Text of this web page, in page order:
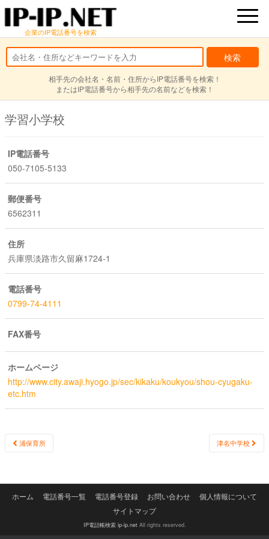
企業のIP電話番号を検索
相手先の会社名・名前・住所からIP電話番号を検索！
またはIP電話番号から相手先の名前などを検索！
学習小学校
IP電話番号
050-7105-5133
郵便番号
6562311
住所
兵庫県淡路市久留麻1724-1
電話番号
0799-74-4111
FAX番号
ホームページ
http://www.city.awaji.hyogo.jp/sec/kikaku/koukyou/shou-cyugaku-
etc.htm
Post
浦保育所 津名中学校
ホーム 電話番号一覧 電話番号登録 お問い合わせ
個人情報について
サイトマップ
IP電話帳検索 ip-ip.netAll rights reserved.